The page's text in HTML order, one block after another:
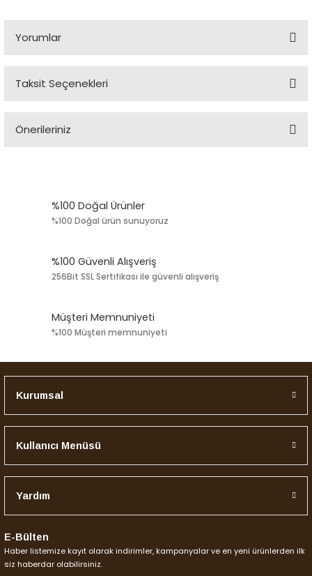
Yorumlar
Bu ürüne ilk yorumu siz yapın!
Taksit Seçenekleri
Önerileriniz
Görüş ve önerileriniz için teşekkür ederiz.
Ürün açıklamasında eksik bilgiler bulunuyor.
Ürün bilgilerinde hatalar bulunuyor.
Bu ürüne benzer farklı alternatifler olmalı.
%100 Doğal Ürünler
%100 Doğal ürün sunuyoruz
%100 Güvenli Alışveriş
256Bit SSL Sertifikası ile güvenli alışveriş
Müşteri Memnuniyeti
%100 Müşteri memnuniyeti
Kurumsal
Kullanıcı Menüsü
Yardım
E-Bülten
Haber listemize kayıt olarak indirimler, kampanyalar ve en yeni ürünlerden ilk
siz haberdar olabilirsiniz.